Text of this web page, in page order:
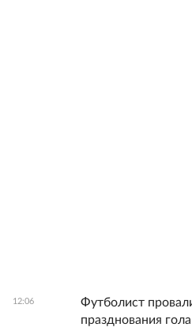
12:06
Футболист
празднования гола